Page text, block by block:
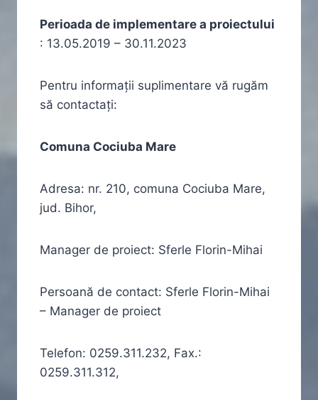
Perioada de implementare a proiectului
: 13.05.2019 – 30.11.2023
Pentru informaţii suplimentare vă rugăm
să contactaţi:
Comuna Cociuba Mare
Adresa: nr. 210, comuna Cociuba Mare,
jud. Bihor,
Manager de proiect: Sferle Florin-Mihai
Persoană de contact: Sferle Florin-Mihai
– Manager de proiect
Telefon: 0259.311.232, Fax.:
0259.311.312,